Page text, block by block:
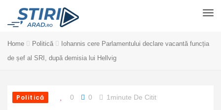
Home Politică
Iohannis cere Parlamentului declare vacantă funcția
de șef al SRI, după demisia lui Hellvig
Politică 0 0 1minute De Citit